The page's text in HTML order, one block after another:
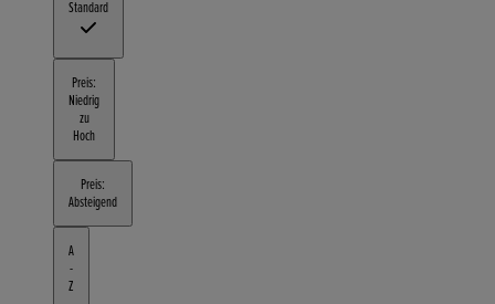
Standard
Preis:
Niedrig
zu
Hoch
Preis:
Absteigend
A
-
Z